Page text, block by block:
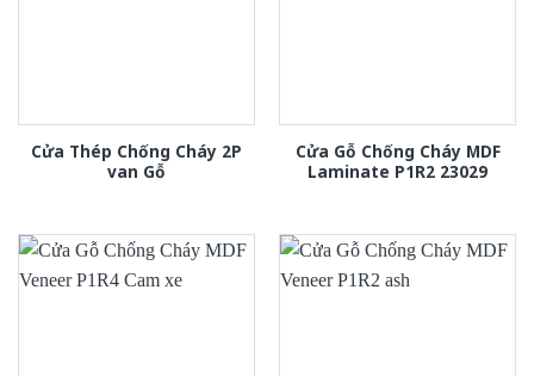
Cửa Thép Chống Cháy 2P
van Gỗ
Cửa Gỗ Chống Cháy MDF
Laminate P1R2 23029